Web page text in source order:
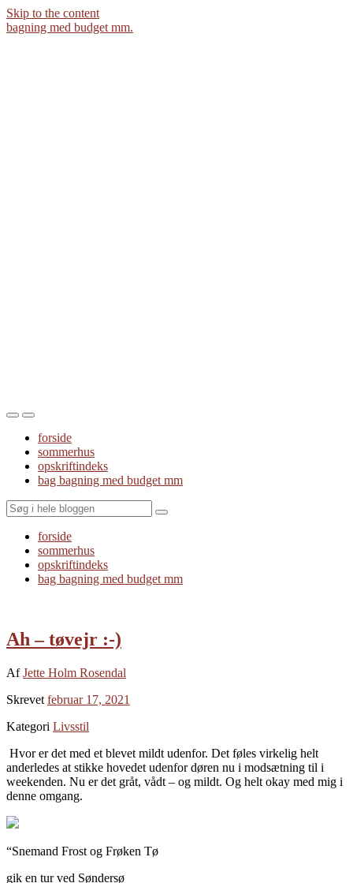
Skip to the content
bagning med budget mm.
Toggle
mobile
menu
Toggle
the
search
field
forside
sommerhus
opskriftindeks
bag bagning med budget mm
Search
forside
sommerhus
opskriftindeks
bag bagning med budget mm
Ah – tøvejr :-)
AfJette Holm Rosendal
Skrevet februar 17, 2021
Kategori Livsstil
Hvor er det med et blevet mildt udenfor. Det føles virkelig helt
anderledes at stikke hovedet udenfor døren nu i modsætning til i
weekenden. Nu er det gråt, vådt – og mildt. Og helt okay med mig i
denne omgang.
“Snemand Frost og Frøken Tø
gik en tur ved Søndersø